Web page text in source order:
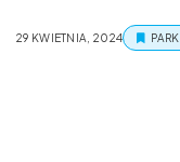
29 KWIETNIA, 2024